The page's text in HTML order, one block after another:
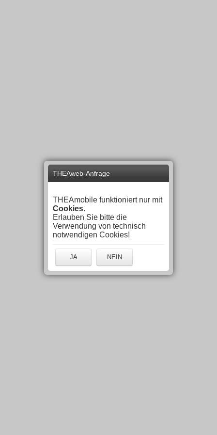
THEAweb-Anfrage
THEAmobile funktioniert nur mit
Cookies.
Erlauben Sie bitte die
Verwendung von technisch
notwendigen Cookies!
JA NEIN